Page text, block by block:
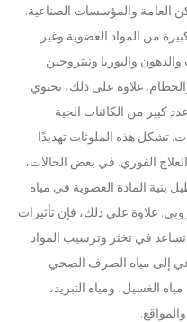
العامة والمؤسسات الصناعية.
من المواد العضوية وغير
واليوريا ونيتروجين
علاوة على ذلك، تحتوي
كبير من الكائنات الحية
تشكل هذه الملوثات تهديدًا
الفوري. في بعض الحالات،
بنية المادة العضوية في مياه
علاوة على ذلك، فإن تأثيرات
تساعد في تخثر وترسيب المواد
إلى مياه الصرف الصحي
الغسيل، ومياه التبريد،